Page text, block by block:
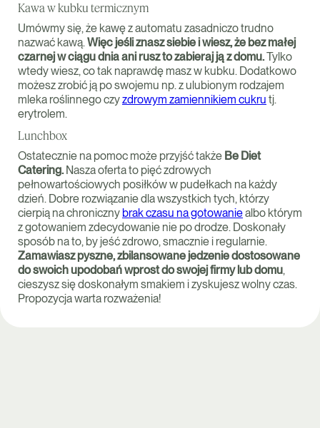
Kawa w kubku termicznym
Umówmy się, że kawę z automatu zasadniczo trudno
nazwać kawą.Więc jeśli znasz siebie i wiesz, że bez małej
czarnej w ciągu dnia ani rusz to zabieraj ją z domu.Tylko
wtedy wiesz, co tak naprawdę masz w kubku. Dodatkowo
możesz zrobić ją po swojemu np. z ulubionym rodzajem
mleka roślinnego czyzdrowym zamiennikiem cukru tj.
erytrolem.
Lunchbox
Ostatecznie na pomoc może przyjść także Be Diet
Catering. Nasza oferta to pięć zdrowych
pełnowartościowych posiłków w pudełkach na każdy
dzień. Dobre rozwiązanie dla wszystkich tych, którzy
cierpią na chroniczny brak czasu na gotowaniealbo którym
z gotowaniem zdecydowanie nie po drodze. Doskonały
sposób na to, by jeść zdrowo, smacznie i regularnie.
Zamawiasz pyszne, zbilansowane jedzenie dostosowane
do swoich upodobań wprost do swojej firmy lub domu,
cieszysz się doskonałym smakiem i zyskujesz wolny czas.
Propozycja warta rozważenia!